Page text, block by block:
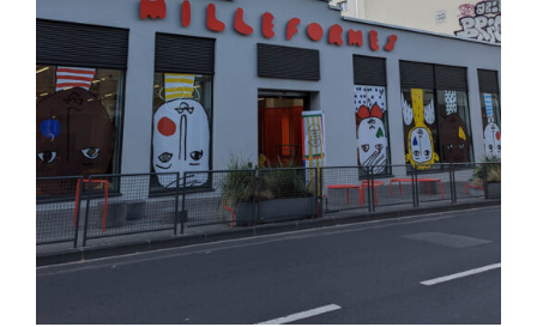
Podcasts
Blog
TEDx
À-propos